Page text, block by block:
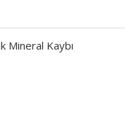
Mineral Kaybı